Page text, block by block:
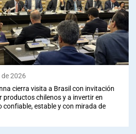
2026
cierra visita a Brasil con invitación
productos chilenos y a invertir en
confiable, estable y con mirada de